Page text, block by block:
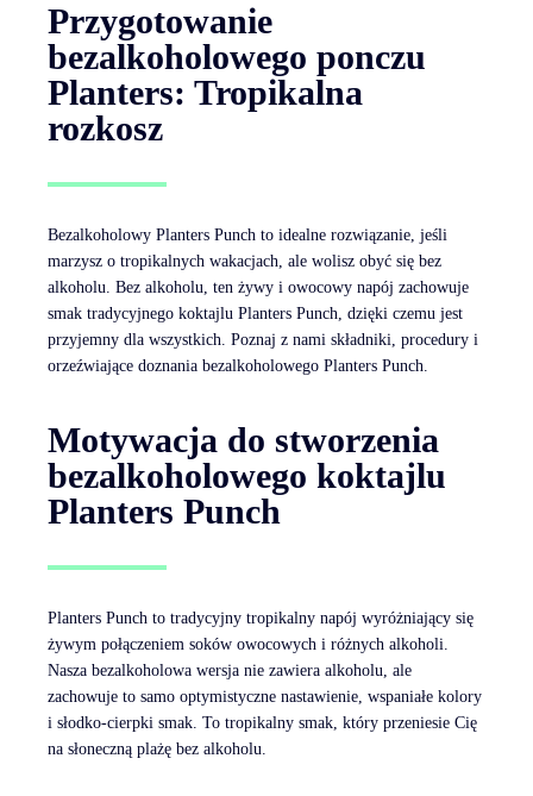
Przygotowanie
bezalkoholowego ponczu
Planters: Tropikalna
rozkosz
Bezalkoholowy Planters Punch to idealne rozwiązanie, jeśli
marzysz o tropikalnych wakacjach, ale wolisz obyć się bez
alkoholu. Bez alkoholu, ten żywy i owocowy napój zachowuje
smak tradycyjnego koktajlu Planters Punch, dzięki czemu jest
przyjemny dla wszystkich. Poznaj z nami składniki, procedury i
orzeźwiające doznania bezalkoholowego Planters Punch.
Motywacja do stworzenia
bezalkoholowego koktajlu
Planters Punch
Planters Punch to tradycyjny tropikalny napój wyróżniający się
żywym połączeniem soków owocowych i różnych alkoholi.
Nasza bezalkoholowa wersja nie zawiera alkoholu, ale
zachowuje to samo optymistyczne nastawienie, wspaniałe kolory
i słodko-cierpki smak. To tropikalny smak, który przeniesie Cię
na słoneczną plażę bez alkoholu.